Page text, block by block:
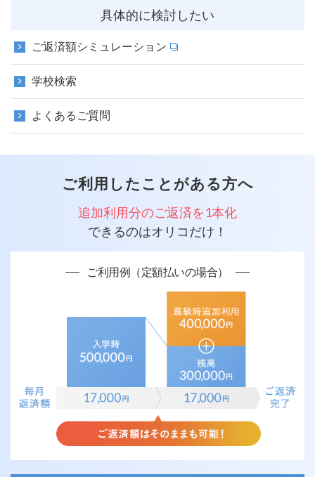
具体的に検討したい
ご返済額シミュレーション
学校検索
よくあるご質問
ご利用したことがある方へ
追加利用分のご返済を1本化
できるのはオリコだけ！
ご利用例（定額払いの場合）